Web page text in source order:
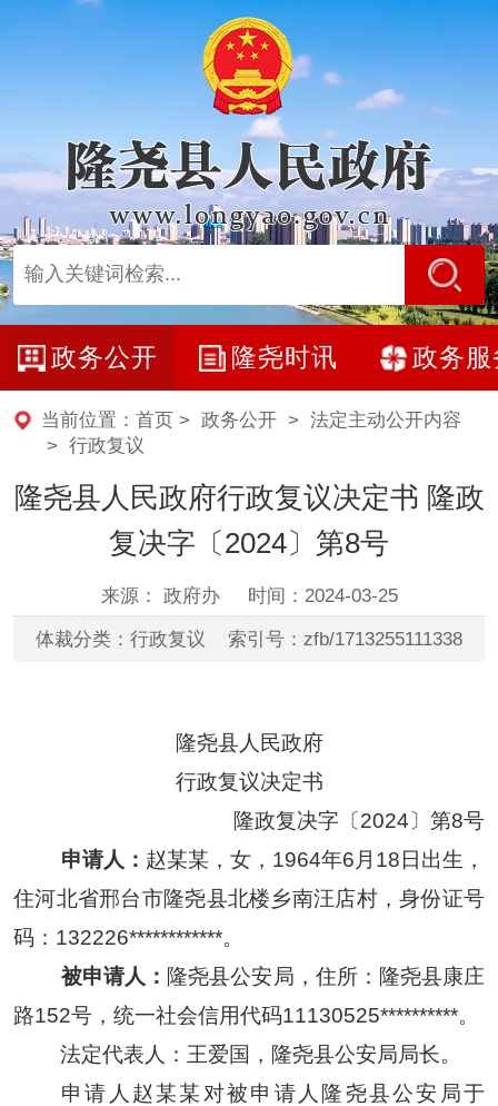
政务公开 隆尧时讯 政务服
当前位置： 首页 > 政务公开> 法定主动公开内容
> 行政复议
隆尧县人民政府行政复议决定书 隆政
复决字〔2024〕第8号
来源： 政府办 时间：2024-03-25
体裁分类：行政复议 索引号：zfb/1713255111338
隆尧县人民政府
行政复议决定书
隆政复决字〔 2024〕第8号
申请人： 赵某某 ，女， 1964年6月18日出生，
住河北省邢台市隆尧县北楼乡南汪店村，身份证号
码：132226************。
被申请人： 隆尧县公安局，住所： 隆尧县康庄
路152号，统一社会信用代码11130525**********。
法定代表人：王爱国，隆尧县公安局局长。
申请人 赵某某 对被申请人隆尧县公安局于